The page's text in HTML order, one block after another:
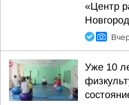
«Центр
Уже 10